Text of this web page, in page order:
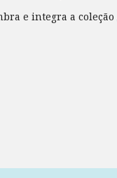
e integra a coleção